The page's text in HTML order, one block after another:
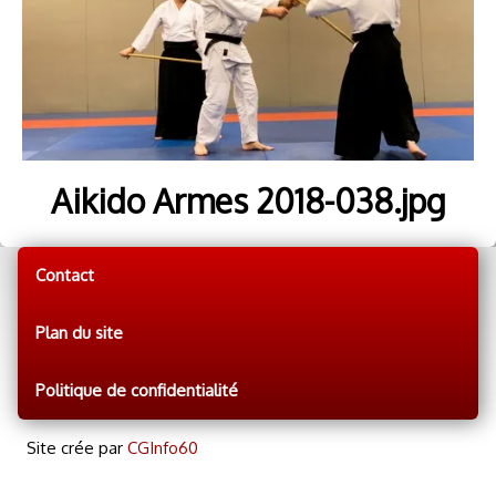
Aikido Armes 2018-038.jpg
Contact
Plan du site
Politique de confidentialité
Site crée par CGInfo60